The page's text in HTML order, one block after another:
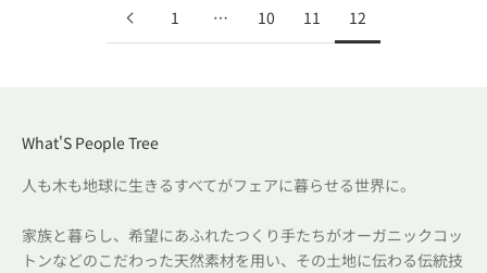
1 … 10 11 12
What'S People Tree
人も木も地球に生きるすべてがフェアに暮らせる世界に。
家族と暮らし、希望にあふれたつくり手たちがオーガニックコッ
トンなどのこだわった天然素材を用い、その土地に伝わる伝統技